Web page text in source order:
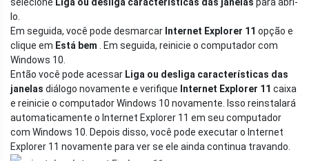
lo.
Em seguida, você pode desmarcar Internet Explorer 11 opção e
clique em Está bem . Em seguida, reinicie o computador com
Windows 10.
Então você pode acessar Liga ou desliga características das
janelas diálogo novamente e verifique Internet Explorer 11 caixa
e reinicie o computador Windows 10 novamente. Isso reinstalará
automaticamente o Internet Explorer 11 em seu computador
com Windows 10. Depois disso, você pode executar o Internet
Explorer 11 novamente para ver se ele ainda continua travando.